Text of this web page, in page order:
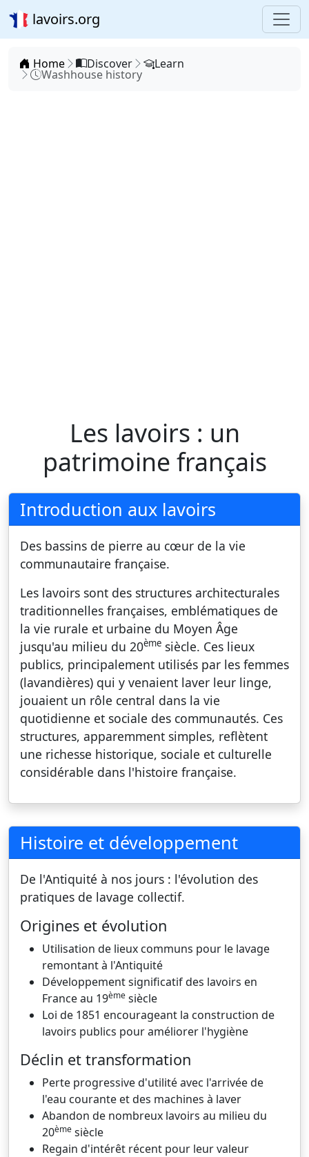
lavoirs.org
Home Discover Learn
Washhouse history
Les lavoirs : un
patrimoine français
Introduction aux lavoirs
Des bassins de pierre au cœur de la vie
communautaire française.
Les lavoirs sont des structures architecturales
traditionnelles françaises, emblématiques de
la vie rurale et urbaine du Moyen Âge
jusqu'au milieu du 20ème siècle. Ces lieux
publics, principalement utilisés par les femmes
(lavandières) qui y venaient laver leur linge,
jouaient un rôle central dans la vie
quotidienne et sociale des communautés. Ces
structures, apparemment simples, reflètent
une richesse historique, sociale et culturelle
considérable dans l'histoire française.
Histoire et développement
De l'Antiquité à nos jours : l'évolution des
pratiques de lavage collectif.
Origines et évolution
Utilisation de lieux communs pour le lavage
remontant à l'Antiquité
Développement significatif des lavoirs en
France au 19ème siècle
Loi de 1851 encourageant la construction de
lavoirs publics pour améliorer l'hygiène
Déclin et transformation
Perte progressive d'utilité avec l'arrivée de
l'eau courante et des machines à laver
Abandon de nombreux lavoirs au milieu du
20ème siècle
Regain d'intérêt récent pour leur valeur